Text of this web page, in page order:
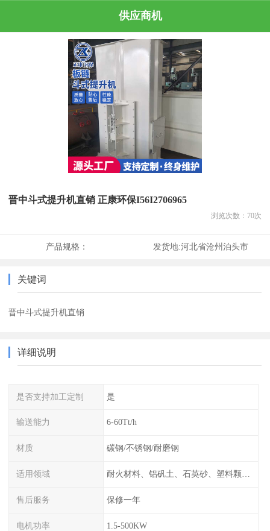
供应商机
晋中斗式提升机直销 正康环保I56I2706965
浏览次数： 70次
产品规格： 发货地:河北省沧州泊头市
关键词
晋中斗式提升机直销
详细说明
是否支持加工定制 是
输送能力 6-60Tt/h
材质 碳钢/不锈钢/耐磨钢
适用领域 耐火材料、铝矾土、石英砂、塑料颗粒、活性炭颗粒、炭黑颗粒、石墨粉、硅胶颗粒、酚醛树脂、氢氧化钙粉等
售后服务 保修一年
电机功率 1.5-500KW